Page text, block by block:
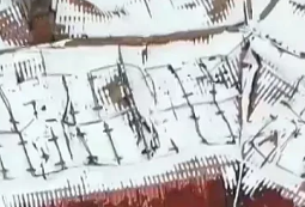
ДА!НА
ДА! НА
КУЛТУРА
ПРАВОСЪДИЕ